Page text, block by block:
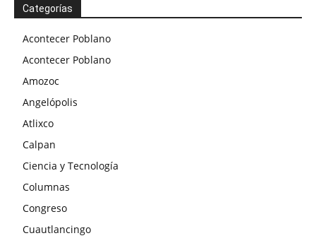
Categorías
Acontecer Poblano
Acontecer Poblano
Amozoc
Angelópolis
Atlixco
Calpan
Ciencia y Tecnología
Columnas
Congreso
Cuautlancingo